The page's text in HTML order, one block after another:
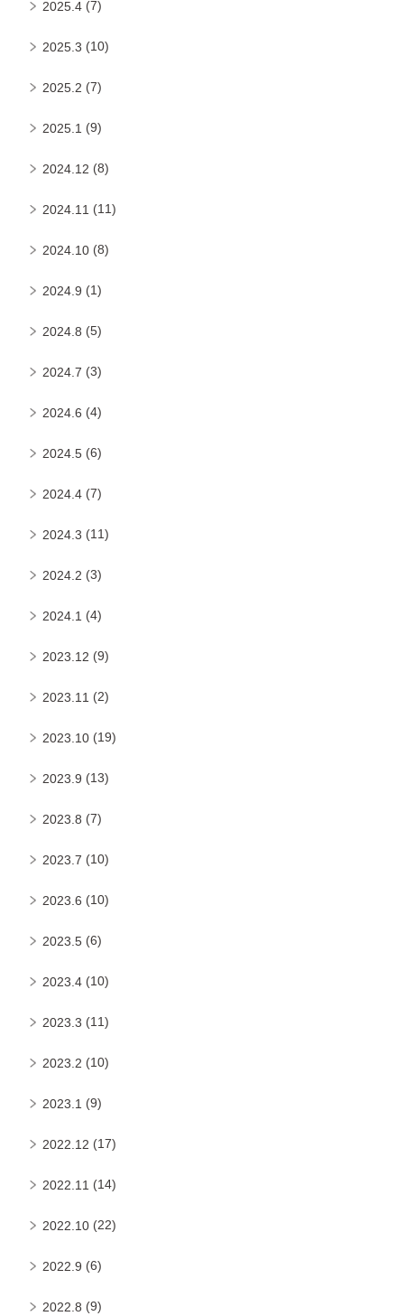
2025.4 (7)
2025.3 (10)
2025.2 (7)
2025.1 (9)
2024.12 (8)
2024.11 (11)
2024.10 (8)
2024.9 (1)
2024.8 (5)
2024.7 (3)
2024.6 (4)
2024.5 (6)
2024.4 (7)
2024.3 (11)
2024.2 (3)
2024.1 (4)
2023.12 (9)
2023.11 (2)
2023.10 (19)
2023.9 (13)
2023.8 (7)
2023.7 (10)
2023.6 (10)
2023.5 (6)
2023.4 (10)
2023.3 (11)
2023.2 (10)
2023.1 (9)
2022.12 (17)
2022.11 (14)
2022.10 (22)
2022.9 (6)
2022.8 (9)